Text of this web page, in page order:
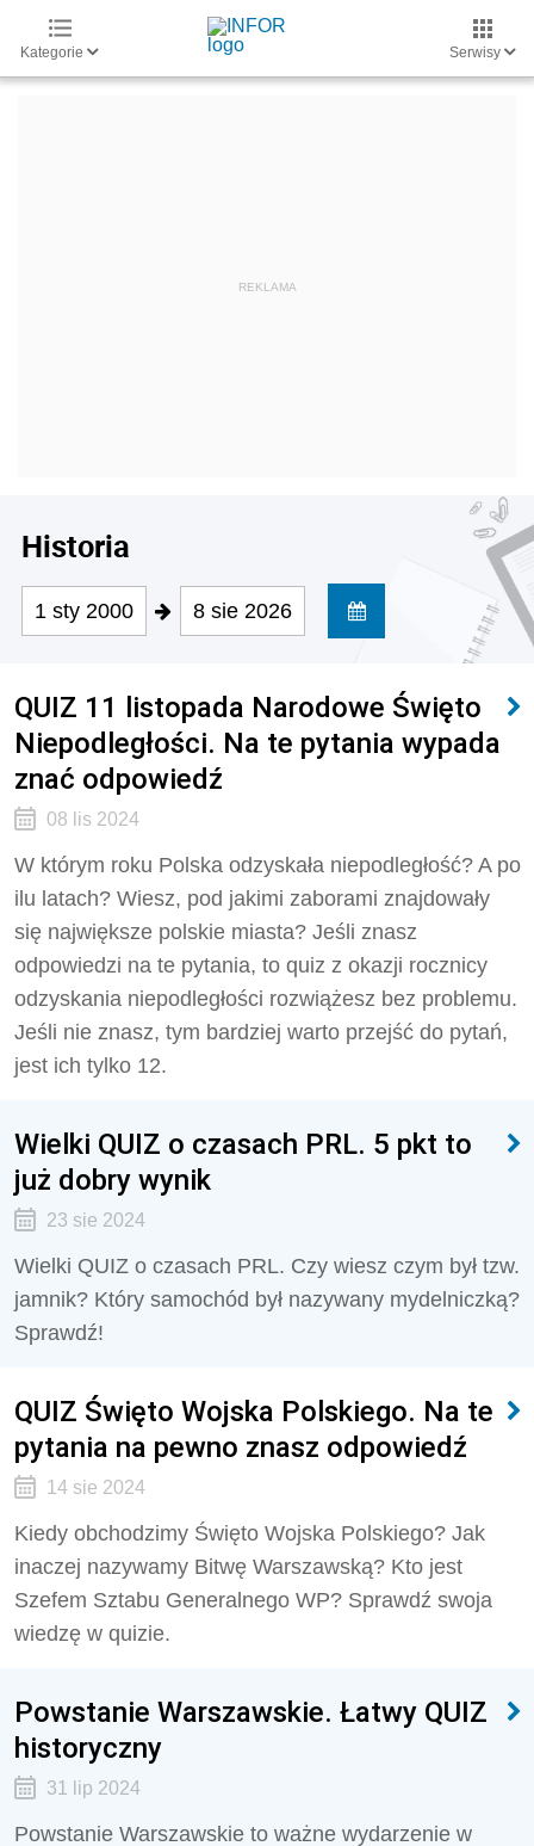
Kategorie Serwisy
Historia
1 sty 2000 8 sie 2026
QUIZ 11 listopada Narodowe Święto
Niepodległości. Na te pytania wypada
znać odpowiedź
08 lis 2024
W którym roku Polska odzyskała niepodległość? A po
ilu latach? Wiesz, pod jakimi zaborami znajdowały
się największe polskie miasta? Jeśli znasz
odpowiedzi na te pytania, to quiz z okazji rocznicy
odzyskania niepodległości rozwiążesz bez problemu.
Jeśli nie znasz, tym bardziej warto przejść do pytań,
jest ich tylko 12.
Wielki QUIZ o czasach PRL. 5 pkt to
już dobry wynik
23 sie 2024
Wielki QUIZ o czasach PRL. Czy wiesz czym był tzw.
jamnik? Który samochód był nazywany mydelniczką?
Sprawdź!
QUIZ Święto Wojska Polskiego. Na te
pytania na pewno znasz odpowiedź
14 sie 2024
Kiedy obchodzimy Święto Wojska Polskiego? Jak
inaczej nazywamy Bitwę Warszawską? Kto jest
Szefem Sztabu Generalnego WP? Sprawdź swoja
wiedzę w quizie.
Powstanie Warszawskie. Łatwy QUIZ
historyczny
31 lip 2024
Powstanie Warszawskie to ważne wydarzenie w